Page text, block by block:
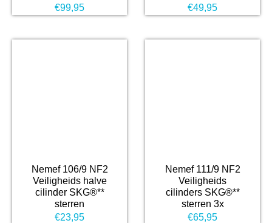
€99,95
€49,95
Nemef 106/9 NF2
Veiligheids halve
cilinder SKG®**
sterren
€23,95
Nemef 111/9 NF2
Veiligheids
cilinders SKG®**
sterren 3x
€65,95